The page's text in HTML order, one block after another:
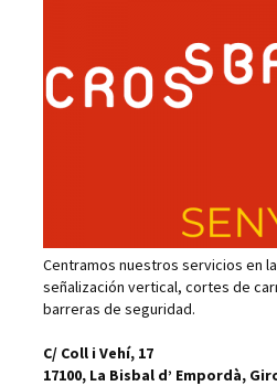
Centramos nuestros servicios en
señalización vertical, cortes de
barreras de seguridad.
C/ Coll i Vehí, 17
17100, La Bisbal d’ Empordà,